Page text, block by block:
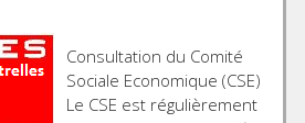
Consultation du Comité
Sociale Economique (CSE)
Le CSE est régulièrement